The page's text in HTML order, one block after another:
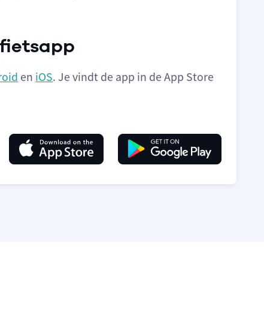
en iOS. Je vindt de app in de App Store